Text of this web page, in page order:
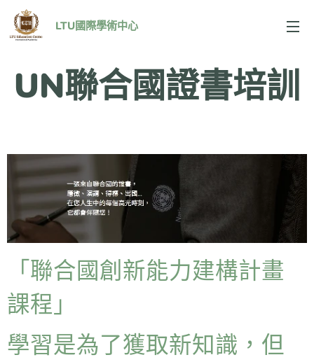
LTU國際學術中心
UN聯合國證書培訓
「聯合國創新能力建構計畫
課程」
學習是為了獲取新知識，但